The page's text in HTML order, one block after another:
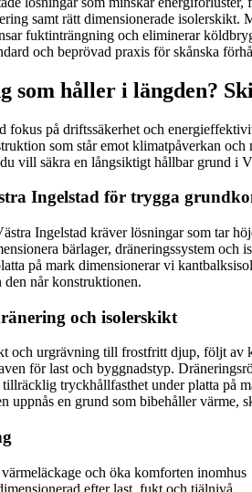
samt rätt dimensionerade
fuktinträngning och eliminerar
och beprövad praxis för skånska
som håller i längden?
på driftssäkerhet och
som står emot klimatpåverkan
vill säkra en långsiktigt hållbar grund i
Ingelstad för trygga
Ingelstad kräver lösningar som tar
bärlager, dräneringssystem
på mark dimensionerar vi
når konstruktionen.
och isolerskikt
och urgrävning till frostfritt djup, följt av
för last och byggnadstyp.
tryckhållfasthet under platta på
uppnås en grund som bibehåller
och öka komforten inomhus
efter last, fukt och tjälnivå